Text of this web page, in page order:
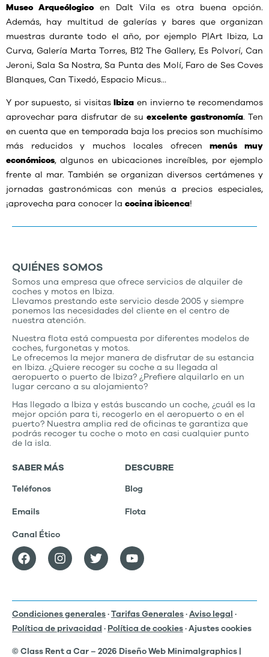
Museo Arqueólogicoen Dalt Vila es otra buena opción.
Además, hay multitud de galerías y bares que organizan
muestras durante todo el año, por ejemplo P|Art Ibiza, La
Curva, Galería Marta Torres, B12 The Gallery, Es Polvorí, Can
Jeroni, Sala Sa Nostra, Sa Punta des Molí, Faro de Ses Coves
Blanques, Can Tixedó, Espacio Micus…
Y por supuesto, si visitasIbiza en invierno te recomendamos
aprovechar para disfrutar de suexcelente gastronomía. Ten
en cuenta que en temporada baja los precios son muchísimo
más reducidos y muchos locales ofrecenmenús muy
económicos, algunos en ubicaciones increíbles, por ejemplo
frente al mar. También se organizan diversos certámenes y
jornadas gastronómicas con menús a precios especiales,
¡aprovecha para conocer la cocina ibicenca!
QUIÉNES SOMOS
Somos una empresa que ofrece servicios de alquiler de
coches y motos en Ibiza.
Llevamos prestando este servicio desde 2005 y siempre
ponemos las necesidades del cliente en el centro de
nuestra atención.
Nuestra flota está compuesta por diferentes modelos de
coches, furgonetas y motos.
Le ofrecemos la mejor manera de disfrutar de su estancia
en Ibiza. ¿Quiere recoger su coche a su llegada al
aeropuerto o puerto de Ibiza? ¿Prefiere alquilarlo en un
lugar cercano a su alojamiento?
Has llegado a Ibiza y estás buscando un coche, ¿cuál es la
mejor opción para ti, recogerlo en el aeropuerto o en el
puerto? Nuestra amplia red de oficinas te garantiza que
podrás recoger tu coche o moto en casi cualquier punto
de la isla.
SABER MÁS
Teléfonos
Emails
Canal Ético
DESCUBRE
Blog
Flota
Condiciones generales·Tarifas Generales·Aviso legal ·
Política de privacidad · Política de cookies· Ajustes cookies
© Class Rent a Car – 2026 Diseño Web Minimalgraphics |